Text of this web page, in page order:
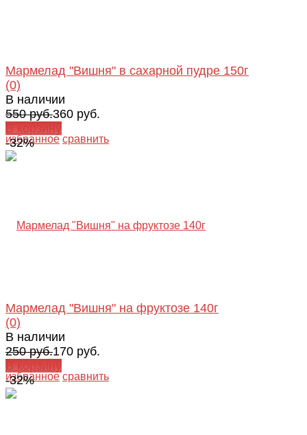
избранное сравнить
Мармелад "Вишня" в сахарной пудре 150г
(0)
В наличии
550 руб.360 руб.
В корзину
-32%
избранное сравнить
Мармелад "Вишня" на фруктозе 140г
(0)
В наличии
250 руб.170 руб.
В корзину
-32%